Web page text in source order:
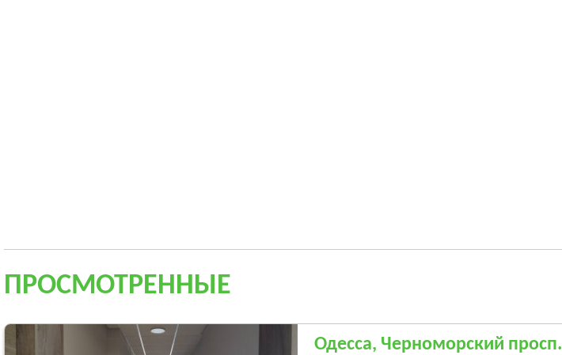
ПРОСМОТРЕННЫЕ
Одесса, Черноморский просп.